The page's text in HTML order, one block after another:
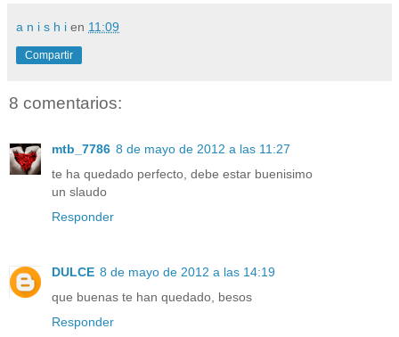
a n i s h i en 11:09
Compartir
8 comentarios:
mtb_7786 8 de mayo de 2012 a las 11:27
te ha quedado perfecto, debe estar buenisimo
un slaudo
Responder
DULCE 8 de mayo de 2012 a las 14:19
que buenas te han quedado, besos
Responder